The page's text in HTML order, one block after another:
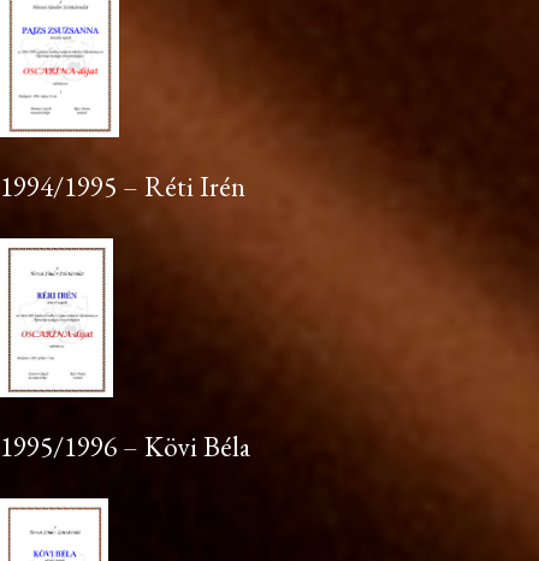
1994/1995 – Réti Irén
1995/1996 – Kövi Béla